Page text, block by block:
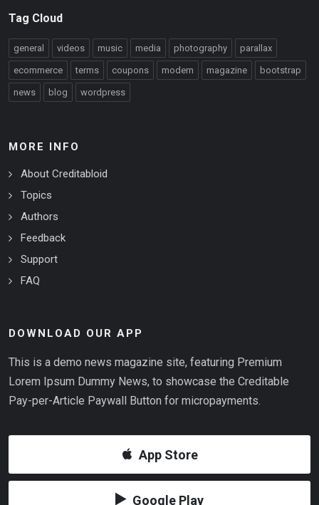
Tag Cloud
general videos music media photography parallax
ecommerce terms coupons modern magazine bootstrap
news blog wordpress
MORE INFO
About Creditabloid
Topics
Authors
Feedback
Support
FAQ
DOWNLOAD OUR APP
This is a demo news magazine site, featuring Premium
Lorem Ipsum Dummy News, to showcase the Creditable
Pay-per-Article Paywall Button for micropayments.
App Store
Google Play